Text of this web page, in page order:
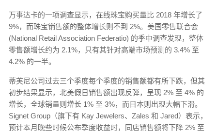
万事达卡的一项调查显示，在线珠宝购买量比 2018 年增长了
9%，而珠宝销售额的整体增长则不到 2%。美国零售联合会
(National Retail Association Federatio) 的季中调查发现，整体
零售额增长约为 2.1%，只有其针对高端市场预测的 3.4% 至
4.2% 的一半。
蒂芙尼公司过去三个季度每个季度的销售额都有所下跌，但其
初步结果显示，北美假日销售额出现反弹，呈现 2% 至 4% 的
增长，全球销量则增长 1% 至 3%，而日本则出现大幅下滑。
Signet Group（旗下有 Kay Jewelers、Zales 和 Jared）表示，
预计本月晚些时候公布季度收益时，同店销售额将下降 2% 至